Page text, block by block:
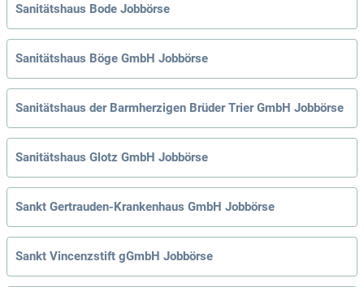
Sanitätshaus Bode Jobbörse
Sanitätshaus Böge GmbH Jobbörse
Sanitätshaus der Barmherzigen Brüder Trier GmbH Jobbörse
Sanitätshaus Glotz GmbH Jobbörse
Sankt Gertrauden-Krankenhaus GmbH Jobbörse
Sankt Vincenzstift gGmbH Jobbörse